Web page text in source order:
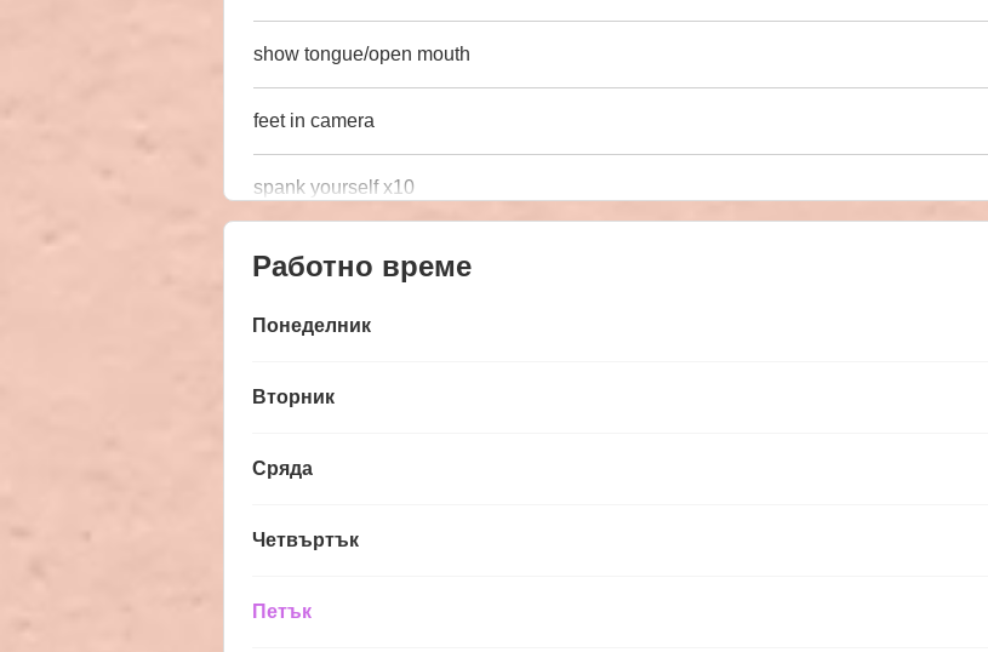
show tongue/open mouth
feet in camera
spank yourself x10
Работно време
Понеделник
Вторник
Сряда
Четвъртък
Петък